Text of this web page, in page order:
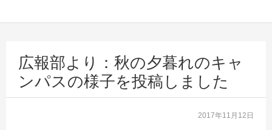
広報部より：秋の夕暮れのキャ
ンパスの様子を投稿しました
2017年11月12日